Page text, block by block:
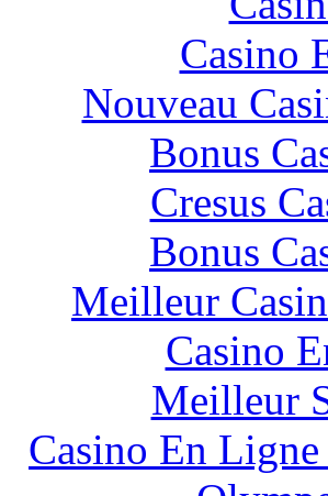
Casino
Nouveau
Bonus
Cresus
Bonus
Meilleur
Casino
Meilleur
Casino En